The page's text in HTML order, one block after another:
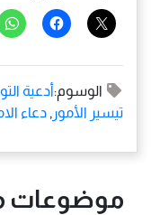
الوسوم:أدعية
تيسير الأمور , دعاء
موضوعات